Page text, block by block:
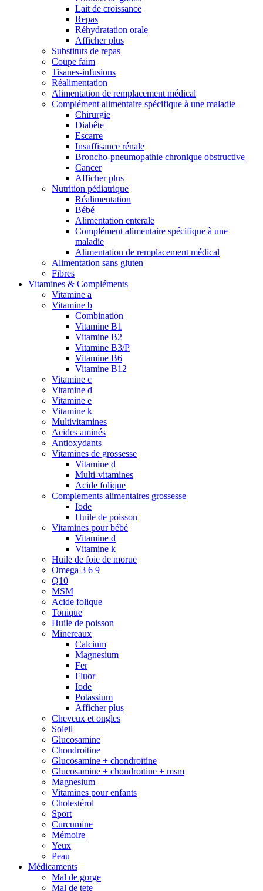
Lait de croissance
Repas
Réhydratation orale
Afficher plus
Substituts de repas
Coupe faim
Tisanes-infusions
Réalimentation
Alimentation de remplacement médical
Complément alimentaire spécifique à une maladie
Chirurgie
Diabête
Escarre
Insuffisance rénale
Broncho-pneumopathie chronique obstructive
Cancer
Afficher plus
Nutrition pédiatrique
Réalimentation
Bébé
Alimentation enterale
Complément alimentaire spécifique à une
maladie
Alimentation de remplacement médical
Alimentation sans gluten
Fibres
Vitamines & Compléments
Vitamine a
Vitamine b
Combination
Vitamine B1
Vitamine B2
Vitamine B3/P
Vitamine B6
Vitamine B12
Vitamine c
Vitamine d
Vitamine e
Vitamine k
Multivitamines
Acides aminés
Antioxydants
Vitamines de grossesse
Vitamine d
Multi-vitamines
Acide folique
Complements alimentaires grossesse
Iode
Huile de poisson
Vitamines pour bébé
Vitamine d
Vitamine k
Huile de foie de morue
Omega 3 6 9
Q10
MSM
Acide folique
Tonique
Huile de poisson
Minereaux
Calcium
Magnesium
Fer
Fluor
Iode
Potassium
Afficher plus
Cheveux et ongles
Soleil
Glucosamine
Chondroitine
Glucosamine + chondroïtine
Glucosamine + chondroïtine + msm
Magnesium
Vitamines pour enfants
Cholestérol
Sport
Curcumine
Mémoire
Yeux
Peau
Médicaments
Mal de gorge
Mal de tete